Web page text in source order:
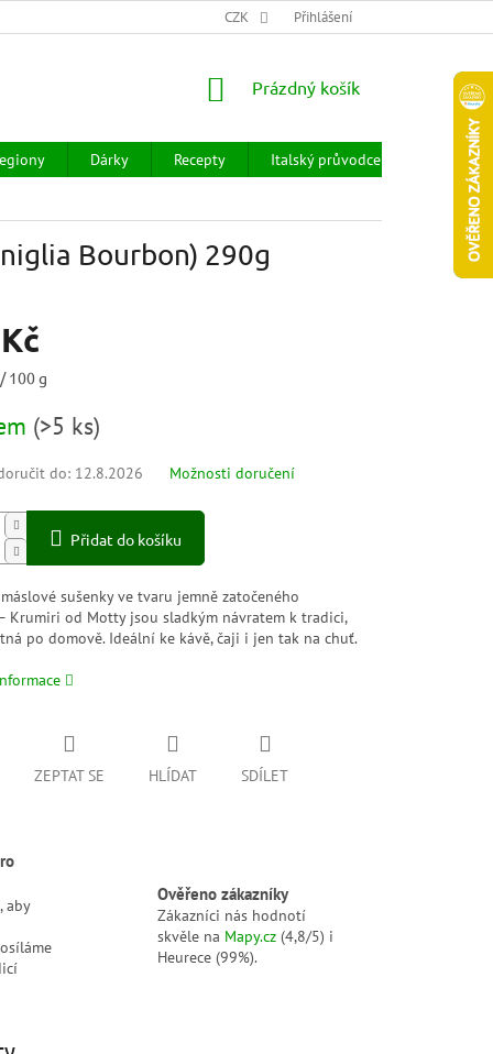
HODNOCENÍ OBCHODU OBCHODNÍ PODMÍNKY
CZK Přihlášení
NÁKUPNÍ
Prázdný košík
Dárky Recepty Italský průvodce
Prodejny
Bourbon) 290g
100 g
(>5 ks)
do: 12.8.2026 Možnosti doručení
Přidat do košíku
sušenky ve tvaru jemně zatočeného
Krumiri od Motty jsou sladkým návratem k tradici,
po domově. Ideální ke kávě, čaji i jen tak na chuť.
ZEPTAT SE HLÍDAT SDÍLET
aby
Ověřeno zákazníky
Zákazníci nás hodnotí
skvěle na Mapy.cz (4,8/5) i
Heurece (99%).